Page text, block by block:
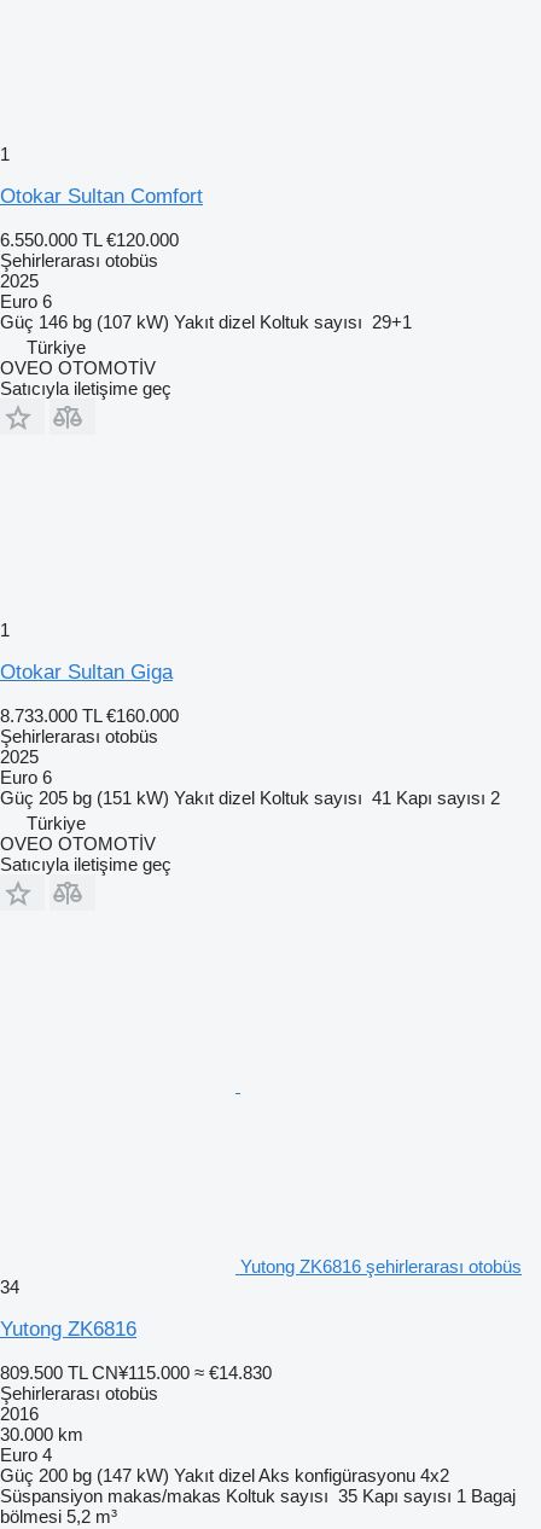
1
Otokar Sultan Comfort
6.550.000 TL €120.000
Şehirlerarası otobüs
2025
Euro 6
Güç 146 bg (107 kW) Yakıt dizel Koltuk sayısı 29+1
Türkiye
OVEO OTOMOTİV
Satıcıyla iletişime geç
1
Otokar Sultan Giga
8.733.000 TL €160.000
Şehirlerarası otobüs
2025
Euro 6
Güç 205 bg (151 kW) Yakıt dizel Koltuk sayısı 41 Kapı sayısı 2
Türkiye
OVEO OTOMOTİV
Satıcıyla iletişime geç
Yutong ZK6816 şehirlerarası otobüs
34
Yutong ZK6816
809.500 TL CN¥115.000 ≈ €14.830
Şehirlerarası otobüs
2016
30.000 km
Euro 4
Güç 200 bg (147 kW) Yakıt dizelAks konfigürasyonu 4x2
Süspansiyon makas/makas Koltuk sayısı 35 Kapı sayısı 1 Bagaj
bölmesi 5,2 m³